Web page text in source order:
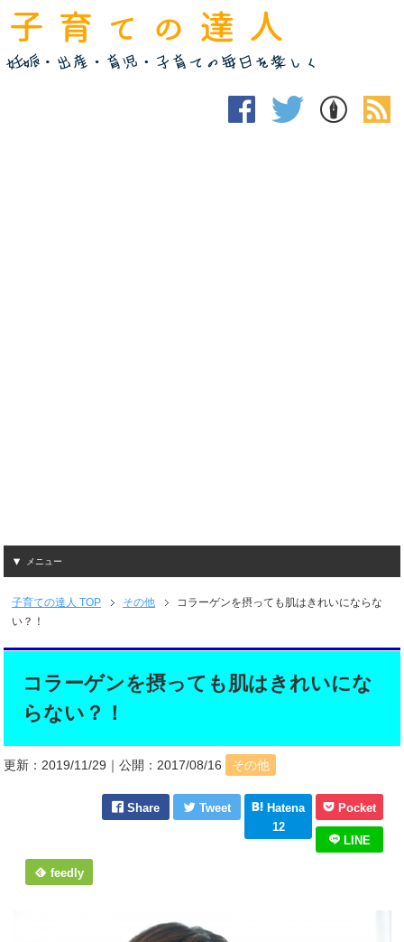
メニュー
子育ての達人 TOP その他
コラーゲンを摂っても肌はきれいにならな
い？！
コラーゲンを摂っても肌はきれいにな
らない？！
更新：2019/11/29 ｜公開：2017/08/16 その他
Share Tweet
Hatena
12
Pocket
LINE
feedly